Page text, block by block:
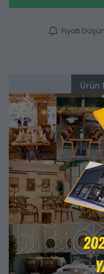
Fiyatı
Ürün
Alternatifler